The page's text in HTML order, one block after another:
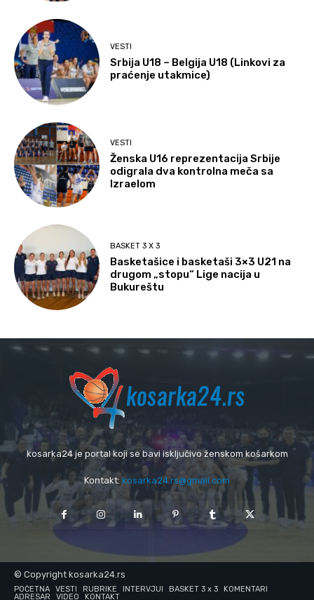
VESTI
Srbija U18 – Belgija U18 (Linkovi za
praćenje utakmice)
VESTI
Ženska U16 reprezentacija Srbije
odigrala dva kontrolna meča sa
Izraelom
BASKET 3 X 3
Basketašice i basketaši 3×3 U21 na
drugom „stopu“ Lige nacija u
Bukureštu
kosarka24 je portal koji se bavi isključivo ženskom košarkom
Kontakt: kosarka24.rs@gmail.com
© Copyright kosarka24.rs
POČETNA VESTI RUBRIKE INTERVJUI BASKET 3 x 3
KOMENTARI
ADRESAR
VIDEO KONTAKT